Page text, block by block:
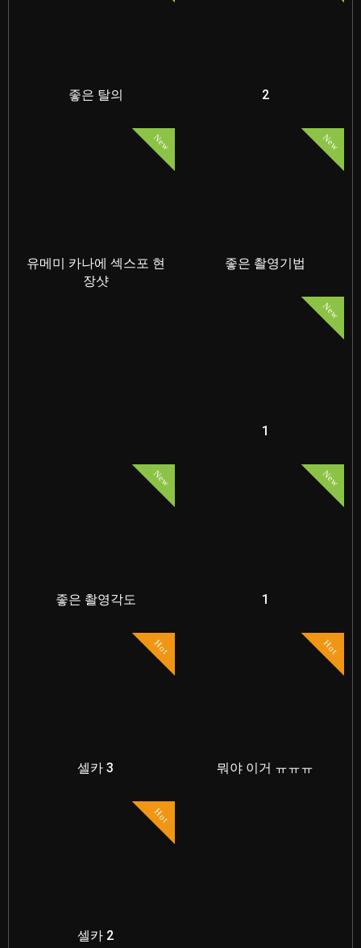
좋은 탈의 2
New
유메미 카나에 섹스포 현
장샷
New
좋은 촬영기법
New
1
New
좋은 촬영각도
New
1
Hot
셀카 3
Hot
뭐야 이거 ㅠㅠㅠ
Hot
셀카 2